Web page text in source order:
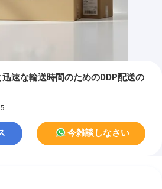
迅速な輸送時間のためのDDP配送の
今雑談しなさい